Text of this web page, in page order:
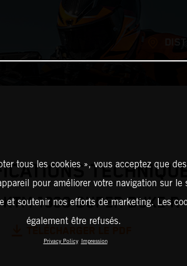
1390 SUPER DUKE R
tous les cookies », vous acceptez que
pour améliorer votre navigation sur le
et soutenir nos efforts de marketing. Les
également être refusés.
Privacy Policy Impression